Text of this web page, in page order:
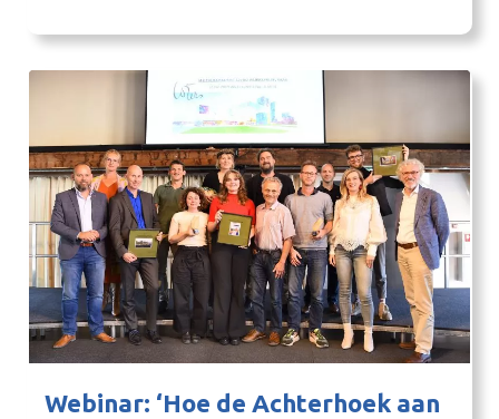
Perspectief Achterhoek plaats vanaf 17.30 uur.
Webinar: ‘Hoe de Achterhoek aan